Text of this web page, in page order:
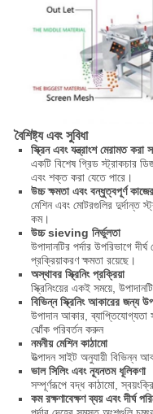
বৈশিষ্ট্য এবং সুবিধা
স্ক্রিন এবং যন্ত্রাংশ মেরামত করা
একটি বিশেষ গ্রিড স্ট্রাকচার
এবং শক্ত করা যেতে পারে।
উচ্চ ক্ষমতা এবং বন্ধুত্বপূর্ণ
মেশিন এবং মোটরগুলির দুর্দান্ত
কম।
উচ্চ sieving নির্ভুলতা
উপাদানটির পর্দার উপরিভাগে
প্রক্রিয়াকরণ ক্ষমতা রয়েছে।
অস্থাবর স্ক্রিনিং প্রক্রিয়া
স্ক্রিনিংয়ের একই সময়ে,
বিভিন্ন স্ক্রিনিং আকারের জন্য
উপাদান আকার, ব্যাপ্তিযোগ্যতা
ঝোঁক পরিবর্তন করুন
নমনীয় মেশিন কাঠামো
উত্পাদন সাইট অনুযায়ী বিভিন্ন
ভাল সিলিং এবং ন্যূনতম ধূলিকণা
সম্পূর্ণরূপে বদ্ধ কাঠামো,
কম রক্ষণাবেক্ষণ ব্যয় এবং দীর্ঘ